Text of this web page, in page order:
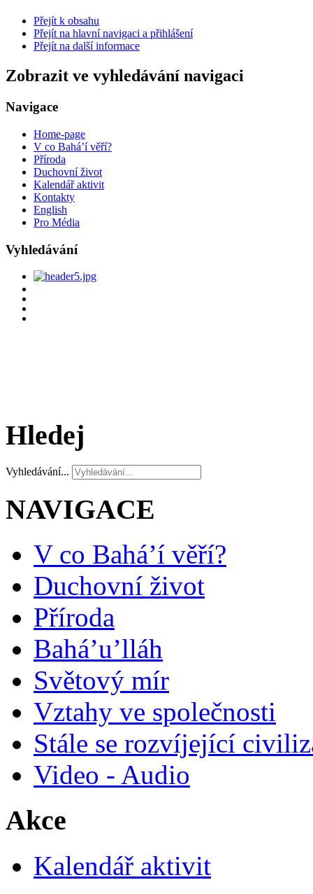
Přejít k obsahu
Přejít na hlavní navigaci a přihlášení
Přejít na další informace
Zobrazit ve vyhledávání navigaci
Navigace
Home-page
V co Bahá’í věří?
Příroda
Duchovní život
Kalendář aktivit
Kontakty
English
Pro Média
Vyhledávání
Hledej
Vyhledávání...
NAVIGACE
V co Bahá’í věří?
Duchovní život
Příroda
Bahá’u’lláh
Světový mír
Vztahy ve společnosti
Stále se rozvíjející
Video - Audio
Akce
Kalendář aktivit